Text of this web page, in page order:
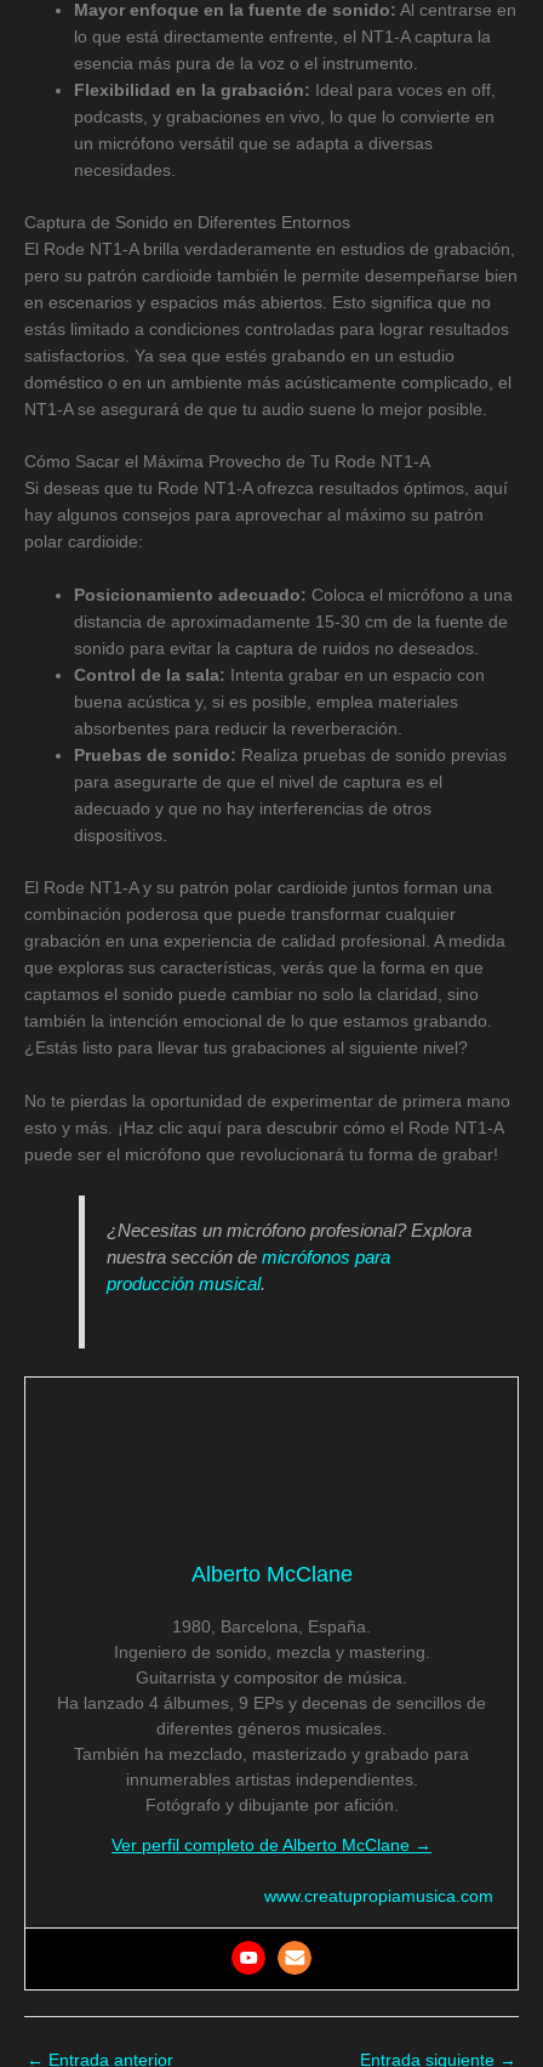
Mayor enfoque en la fuente de sonido: Al centrarse en
lo que está directamente enfrente, el NT1-A captura la
esencia más pura de la voz o el instrumento.
Flexibilidad en la grabación: Ideal para voces en off,
podcasts, y grabaciones en vivo, lo que lo convierte en
un micrófono versátil que se adapta a diversas
necesidades.
Captura de Sonido en Diferentes Entornos
El Rode NT1-A brilla verdaderamente en estudios de grabación,
pero su patrón cardioide también le permite desempeñarse bien
en escenarios y espacios más abiertos. Esto significa que no
estás limitado a condiciones controladas para lograr resultados
satisfactorios. Ya sea que estés grabando en un estudio
doméstico o en un ambiente más acústicamente complicado, el
NT1-A se asegurará de que tu audio suene lo mejor posible.
Cómo Sacar el Máxima Provecho de Tu Rode NT1-A
Si deseas que tu Rode NT1-A ofrezca resultados óptimos, aquí
hay algunos consejos para aprovechar al máximo su patrón
polar cardioide:
Posicionamiento adecuado: Coloca el micrófono a una
distancia de aproximadamente 15-30 cm de la fuente de
sonido para evitar la captura de ruidos no deseados.
Control de la sala: Intenta grabar en un espacio con
buena acústica y, si es posible, emplea materiales
absorbentes para reducir la reverberación.
Pruebas de sonido: Realiza pruebas de sonido previas
para asegurarte de que el nivel de captura es el
adecuado y que no hay interferencias de otros
dispositivos.
El Rode NT1-A y su patrón polar cardioide juntos forman una
combinación poderosa que puede transformar cualquier
grabación en una experiencia de calidad profesional. A medida
que exploras sus características, verás que la forma en que
captamos el sonido puede cambiar no solo la claridad, sino
también la intención emocional de lo que estamos grabando.
¿Estás listo para llevar tus grabaciones al siguiente nivel?
No te pierdas la oportunidad de experimentar de primera mano
esto y más. ¡Haz clic aquí para descubrir cómo el Rode NT1-A
puede ser el micrófono que revolucionará tu forma de grabar!
¿Necesitas un micrófono profesional? Explora
nuestra sección demicrófonos para
producción musical.
Alberto McClane
1980, Barcelona, España.
Ingeniero de sonido, mezcla y mastering.
Guitarrista y compositor de música.
Ha lanzado 4 álbumes, 9 EPs y decenas de sencillos de
diferentes géneros musicales.
También ha mezclado, masterizado y grabado para
innumerables artistas independientes.
Fotógrafo y dibujante por afición.
Ver perfil completo de Alberto McClane →
www.creatupropiamusica.com
← Entrada anterior Entrada siguiente →